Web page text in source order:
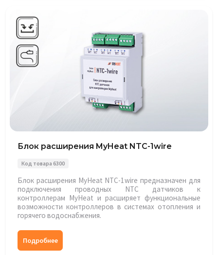
Блок расширения MyHeat NTC-1wire
Код товара 6300
Блок расширения MyHeat NTC-1wire предназначен для
подключения проводных NTC датчиков к
контроллерам MyHeat и расширяет функциональные
возможности контроллеров в системах отопления и
горячего водоснабжения.
Подробнее